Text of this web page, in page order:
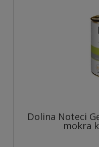
Dolina Noteci
mokra